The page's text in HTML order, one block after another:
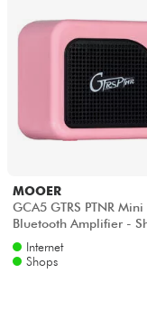
MOOER
GCA5 GTRS PTNR Mini
Bluetooth Amplifier -
Internet
Shops